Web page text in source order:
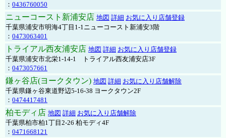
： 0436760050
ニューコースト新浦安店 地図 詳細 お気に入り店舗登録
千葉県浦安市明海4丁目1-1ニューコースト新浦安3階
： 0473063401
トライアル西友浦安店 地図 詳細 お気に入り店舗登録
千葉県浦安市北栄1-14-1 トライアル西友浦安店3F
： 0473057661
鎌ヶ谷店(ヨークタウン) 地図 詳細 お気に入り店舗解除
千葉県鎌ヶ谷東道野辺5-16-38 ヨークタウン2F
： 0474417481
柏モディ店 地図 詳細 お気に入り店舗解除
千葉県柏市柏1丁目2-26 柏モディ4F
： 0471668121